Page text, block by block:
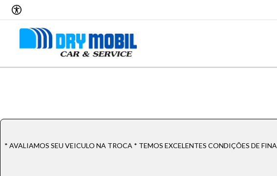
* AVALIAMOS SEU VEICULO NA TROCA * TEMOS EXCELENTES CONDIÇÕES DE